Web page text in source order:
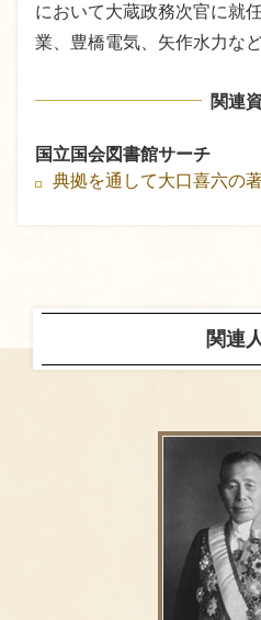
において大蔵政務次官に就
業、豊橋電気、矢作水力な
関連
国立国会図書館サーチ
典拠を通して大口喜六の
関連